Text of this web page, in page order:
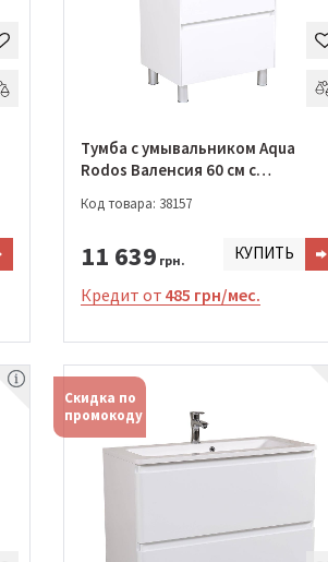
Тумба с умывальником Aqua
Rodos Валенсия 60 см с
(АР0001874)
Код товара: 38157
11 639 грн. КУПИТЬ
Кредит от 485 грн/мес.
Скидка по
промокоду